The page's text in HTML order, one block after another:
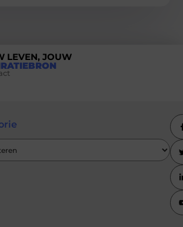
LEVEN, JOUW